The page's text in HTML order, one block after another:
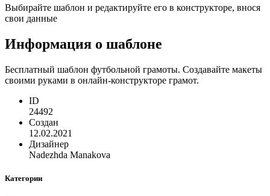
Выбирайте шаблон и редактируйте его в конструкторе, внося
свои данные
Информация о шаблоне
Бесплатный шаблон футбольной грамоты. Создавайте макеты
своими руками в онлайн-конструкторе грамот.
ID
24492
Создан
12.02.2021
Дизайнер
Nadezhda Manakova
Категории